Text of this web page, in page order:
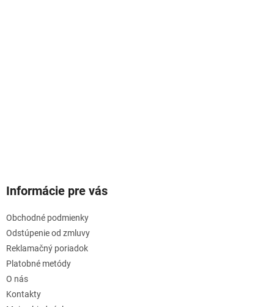
Informácie pre vás
Obchodné podmienky
Odstúpenie od zmluvy
Reklamačný poriadok
Platobné metódy
O nás
Kontakty